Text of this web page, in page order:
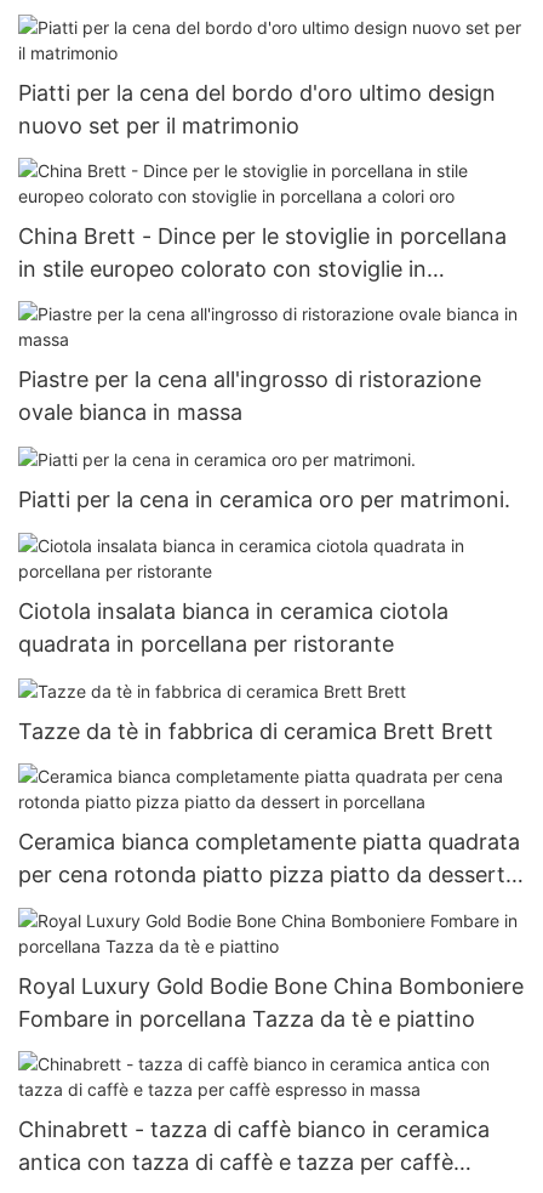
Piatti per la cena del bordo d'oro ultimo design
nuovo set per il matrimonio
China Brett - Dince per le stoviglie in porcellana
in stile europeo colorato con stoviglie in
porcellana a colori oro
Piastre per la cena all'ingrosso di ristorazione
ovale bianca in massa
Piatti per la cena in ceramica oro per matrimoni.
Ciotola insalata bianca in ceramica ciotola
quadrata in porcellana per ristorante
Tazze da tè in fabbrica di ceramica Brett Brett
Ceramica bianca completamente piatta quadrata
per cena rotonda piatto pizza piatto da dessert
in porcellana
Royal Luxury Gold Bodie Bone China Bomboniere
Fombare in porcellana Tazza da tè e piattino
Chinabrett - tazza di caffè bianco in ceramica
antica con tazza di caffè e tazza per caffè